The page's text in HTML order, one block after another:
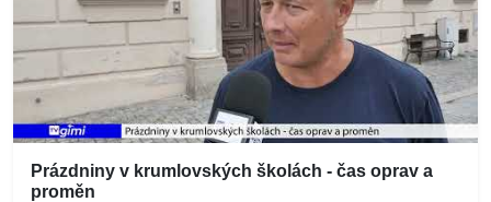
Prázdniny v krumlovských školách - čas oprav a
proměn